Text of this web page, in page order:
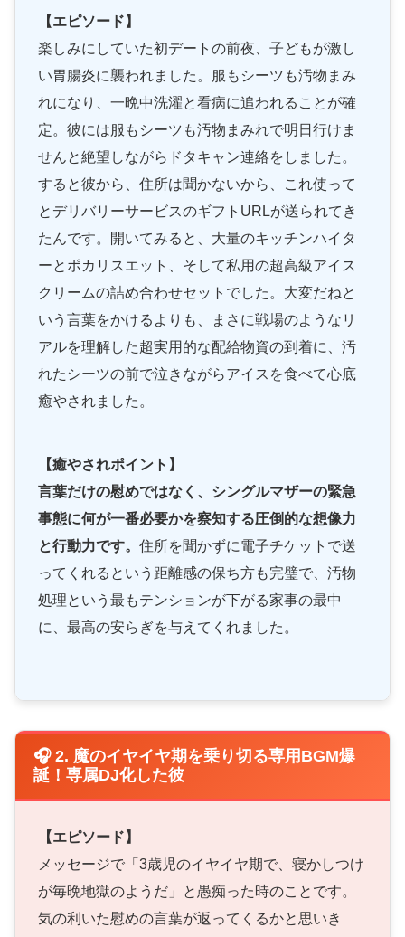
【エピソード】
楽しみにしていた初デートの前夜、子どもが激し
い胃腸炎に襲われました。服もシーツも汚物まみ
れになり、一晩中洗濯と看病に追われることが確
定。彼には服もシーツも汚物まみれで明日行けま
せんと絶望しながらドタキャン連絡をしました。
すると彼から、住所は聞かないから、これ使って
とデリバリーサービスのギフトURLが送られてき
たんです。開いてみると、大量のキッチンハイタ
ーとポカリスエット、そして私用の超高級アイス
クリームの詰め合わせセットでした。大変だねと
いう言葉をかけるよりも、まさに戦場のようなリ
アルを理解した超実用的な配給物資の到着に、汚
れたシーツの前で泣きながらアイスを食べて心底
癒やされました。
【癒やされポイント】
言葉だけの慰めではなく、シングルマザーの緊急
事態に何が一番必要かを察知する圧倒的な想像力
と行動力です。 住所を聞かずに電子チケットで送
ってくれるという距離感の保ち方も完璧で、汚物
処理という最もテンションが下がる家事の最中
に、最高の安らぎを与えてくれました。
🎧 2. 魔のイヤイヤ期を乗り切る専用BGM爆
誕！専属DJ化した彼
【エピソード】
メッセージで「3歳児のイヤイヤ期で、寝かしつけ
が毎晩地獄のようだ」と愚痴った時のことです。
気の利いた慰めの言葉が返ってくるかと思いき